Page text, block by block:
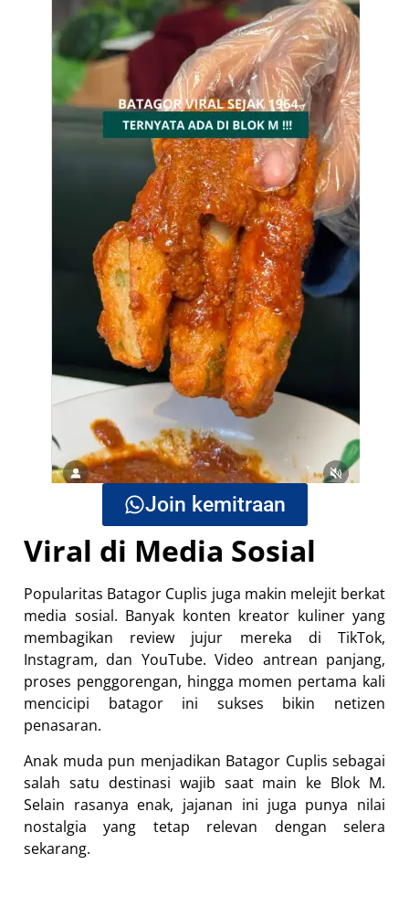
Join kemitraan
Viral di Media Sosial
Popularitas Batagor Cuplis juga makin melejit berkat
media sosial. Banyak konten kreator kuliner yang
membagikan review jujur mereka di TikTok,
Instagram, dan YouTube. Video antrean panjang,
proses penggorengan, hingga momen pertama kali
mencicipi batagor ini sukses bikin netizen
penasaran.
Anak muda pun menjadikan Batagor Cuplis sebagai
salah satu destinasi wajib saat main ke Blok M.
Selain rasanya enak, jajanan ini juga punya nilai
nostalgia yang tetap relevan dengan selera
sekarang.